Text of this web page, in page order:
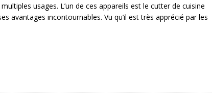
usages. L’un de ces appareils est le cutter de cuisine
avantages incontournables. Vu qu’il est très apprécié par les